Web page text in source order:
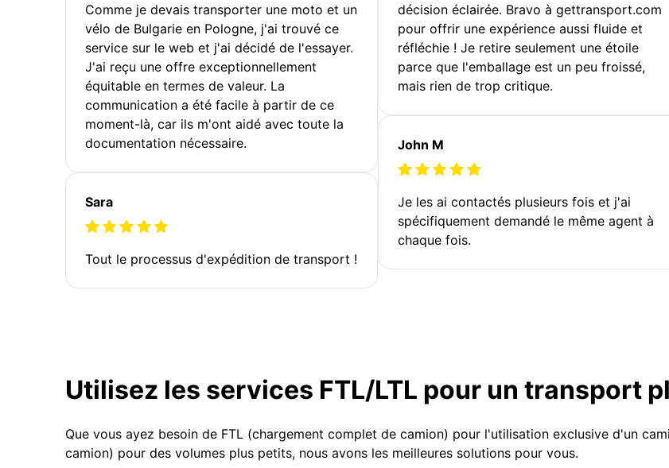
Comme je devais transporter une moto et un
vélo de Bulgarie en Pologne, j'ai trouvé ce
service sur le web et j'ai décidé de l'essayer.
J'ai reçu une offre exceptionnellement
équitable en termes de valeur. La
communication a été facile à partir de ce
moment-là, car ils m'ont aidé avec toute la
documentation nécessaire.
Sara
Tout le processus d'expédition de transport !
décision éclairée. Bravo à gettransport.com
pour offrir une expérience aussi fluide et
réfléchie ! Je retire seulement une étoile
parce que l'emballage est un peu froissé,
mais rien de trop critique.
John M
Je les ai contactés plusieurs fois et j'ai
spécifiquement demandé le même agent à
chaque fois.
Utilisez les services FTL/LTL pour un transport
Que vous ayez besoin de FTL (chargement complet de camion) pour l'utilisation exclusive d'un
camion) pour des volumes plus petits, nous avons les meilleures solutions pour vous.